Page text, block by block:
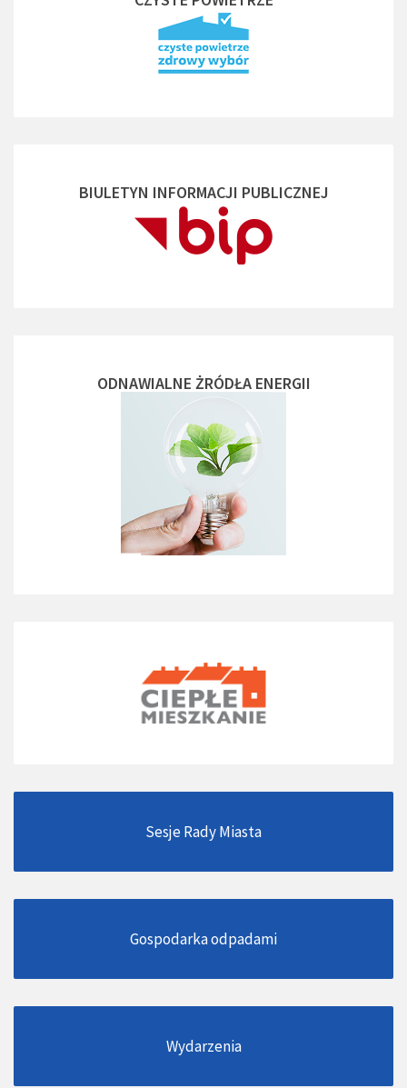
BIULETYN INFORMACJI PUBLICZNEJ
ODNAWIALNE ŻRÓDŁA ENERGII
Sesje Rady Miasta
Gospodarka odpadami
Wydarzenia